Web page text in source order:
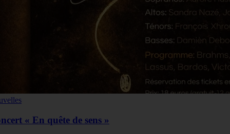
« En quête de sens »